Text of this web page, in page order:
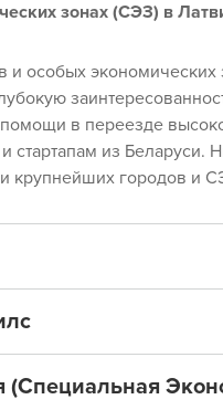
зонах (СЭЗ) в
и особых экономических
в переезде
стартапам из
крупнейших городов и
ENG &
(Специальная